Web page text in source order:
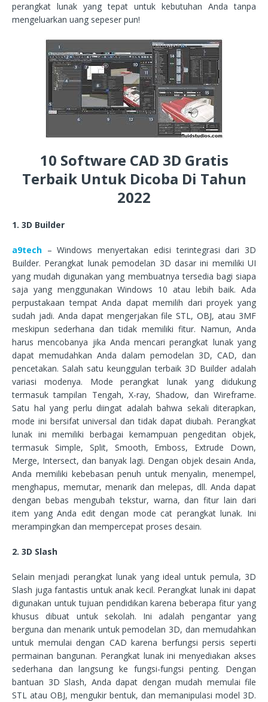
perangkat lunak yang tepat untuk kebutuhan Anda tanpa
mengeluarkan uang sepeser pun!
10 Software CAD 3D Gratis
Terbaik Untuk Dicoba Di Tahun
2022
1. 3D Builder
a9tech – Windows menyertakan edisi terintegrasi dari 3D
Builder. Perangkat lunak pemodelan 3D dasar ini memiliki UI
yang mudah digunakan yang membuatnya tersedia bagi siapa
saja yang menggunakan Windows 10 atau lebih baik. Ada
perpustakaan tempat Anda dapat memilih dari proyek yang
sudah jadi. Anda dapat mengerjakan file STL, OBJ, atau 3MF
meskipun sederhana dan tidak memiliki fitur. Namun, Anda
harus mencobanya jika Anda mencari perangkat lunak yang
dapat memudahkan Anda dalam pemodelan 3D, CAD, dan
pencetakan. Salah satu keunggulan terbaik 3D Builder adalah
variasi modenya. Mode perangkat lunak yang didukung
termasuk tampilan Tengah, X-ray, Shadow, dan Wireframe.
Satu hal yang perlu diingat adalah bahwa sekali diterapkan,
mode ini bersifat universal dan tidak dapat diubah. Perangkat
lunak ini memiliki berbagai kemampuan pengeditan objek,
termasuk Simple, Split, Smooth, Emboss, Extrude Down,
Merge, Intersect, dan banyak lagi. Dengan objek desain Anda,
Anda memiliki kebebasan penuh untuk menyalin, menempel,
menghapus, memutar, menarik dan melepas, dll. Anda dapat
dengan bebas mengubah tekstur, warna, dan fitur lain dari
item yang Anda edit dengan mode cat perangkat lunak. Ini
merampingkan dan mempercepat proses desain.
2. 3D Slash
Selain menjadi perangkat lunak yang ideal untuk pemula, 3D
Slash juga fantastis untuk anak kecil. Perangkat lunak ini dapat
digunakan untuk tujuan pendidikan karena beberapa fitur yang
khusus dibuat untuk sekolah. Ini adalah pengantar yang
berguna dan menarik untuk pemodelan 3D, dan memudahkan
untuk memulai dengan CAD karena berfungsi persis seperti
permainan bangunan. Perangkat lunak ini menyediakan akses
sederhana dan langsung ke fungsi-fungsi penting. Dengan
bantuan 3D Slash, Anda dapat dengan mudah memulai file
STL atau OBJ, mengukir bentuk, dan memanipulasi model 3D.